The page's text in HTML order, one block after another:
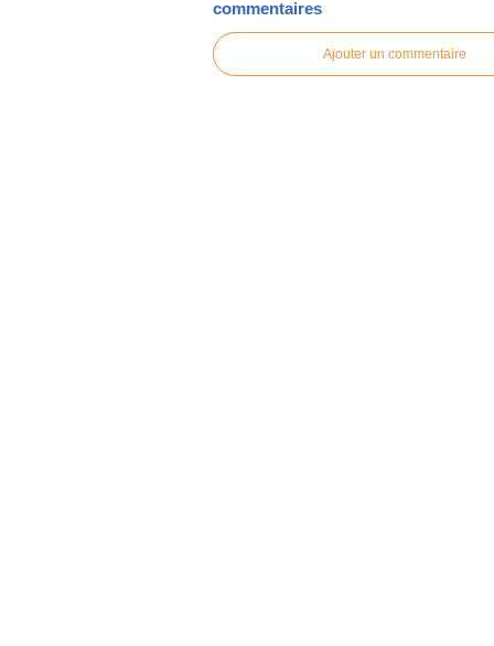
commentaires
Ajouter un commentaire